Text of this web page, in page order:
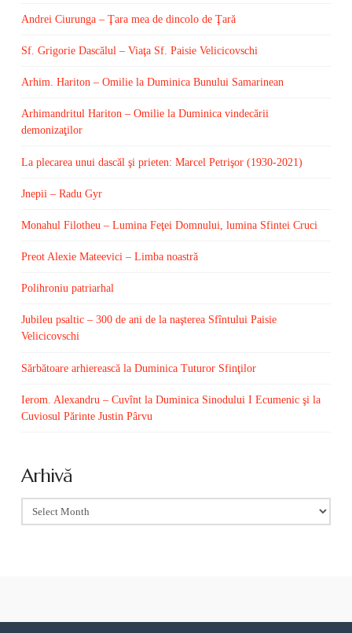
Andrei Ciurunga – Ţara mea de dincolo de Ţară
Sf. Grigorie Dascălul – Viaţa Sf. Paisie Velicicovschi
Arhim. Hariton – Omilie la Duminica Bunului Samarinean
Arhimandritul Hariton – Omilie la Duminica vindecării
demonizaţilor
La plecarea unui dascăl şi prieten: Marcel Petrişor (1930-2021)
Jnepii – Radu Gyr
Monahul Filotheu – Lumina Feţei Domnului, lumina Sfintei Cruci
Preot Alexie Mateevici – Limba noastră
Polihroniu patriarhal
Jubileu psaltic – 300 de ani de la naşterea Sfîntului Paisie
Velicicovschi
Sărbătoare arhierească la Duminica Tuturor Sfinţilor
Ierom. Alexandru – Cuvînt la Duminica Sinodului I Ecumenic şi la
Cuviosul Părinte Justin Pârvu
Arhivă
Arhivă